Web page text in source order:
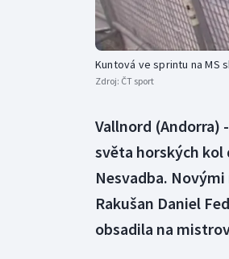
Kuntová ve sprintu na MS
Zdroj: ČT sport
Vallnord (Andorra)
světa horských kol
Nesvadba.
Rakušan Daniel
obsadila na